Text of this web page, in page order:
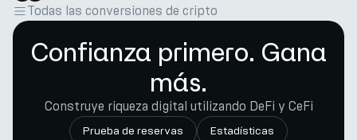
Todas las conversiones de cripto
Confianza primero. Gana
más.
Construye riqueza digital utilizando DeFi y CeFi
Prueba de reservas Estadísticas